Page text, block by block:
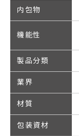
内包物
機能性
製品分類
業界
材質
包装資材